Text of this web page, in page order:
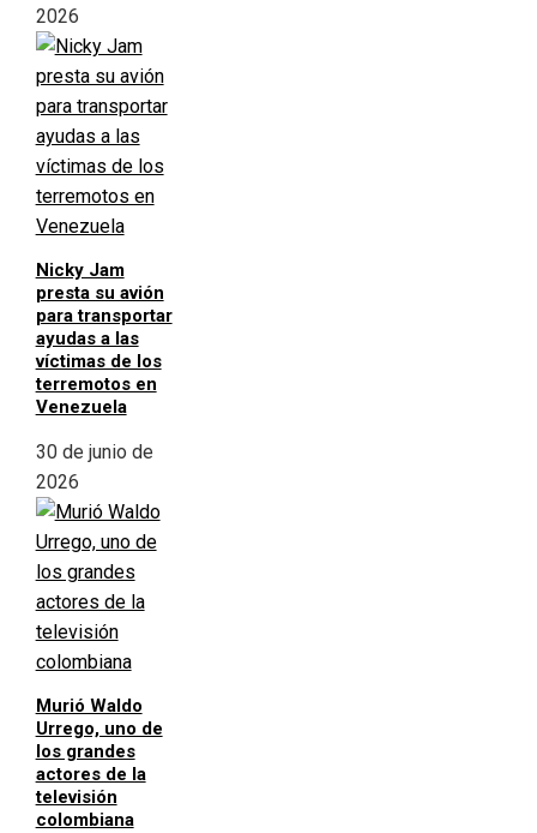
2026
Nicky Jam
presta su avión
para transportar
ayudas a las
víctimas de los
terremotos en
Venezuela
30 de junio de
2026
Murió Waldo
Urrego, uno de
los grandes
actores de la
televisión
colombiana